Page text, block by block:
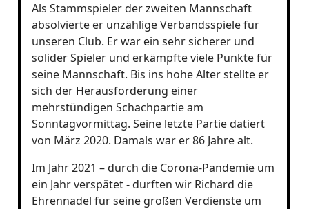
Als Stammspieler der zweiten Mannschaft
absolvierte er unzählige Verbandsspiele für
unseren Club. Er war ein sehr sicherer und
solider Spieler und erkämpfte viele Punkte für
seine Mannschaft. Bis ins hohe Alter stellte er
sich der Herausforderung einer
mehrstündigen Schachpartie am
Sonntagvormittag. Seine letzte Partie datiert
von März 2020. Damals war er 86 Jahre alt.
Im Jahr 2021 – durch die Corona-Pandemie um
ein Jahr verspätet - durften wir Richard die
Ehrennadel für seine großen Verdienste um